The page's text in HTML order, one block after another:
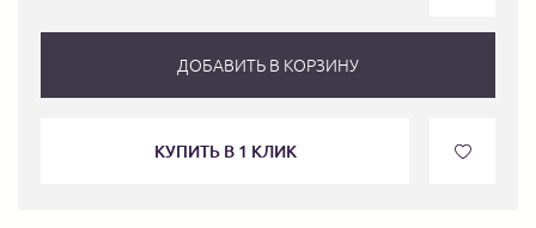
ДОБАВИТЬ В КОРЗИНУ
КУПИТЬ В 1 КЛИК